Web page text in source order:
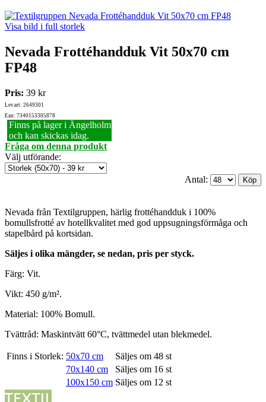
Visa bild i full storlek
Nevada Frottéhandduk Vit 50x70 cm
FP48
Pris: 39 kr
Lev.art: 2649301
Ean: 7340153305878
Finns på lager i Ängelholm
och kan skickas idag.
Fråga om denna produkt
Välj utförande:
Antal:
Nevada från Textilgruppen, härlig frottéhandduk i 100%
bomullsfrotté av hotellkvalitet med god uppsugningsförmåga och
stapelbård på kortsidan.
Säljes i olika mängder, se nedan, pris per styck.
Färg: Vit.
Vikt: 450 g/m².
Material: 100% Bomull.
Tvättråd: Maskintvätt 60°C, tvättmedel utan blekmedel.
Finns i Storlek: 50x70 cm
Säljes om 48 st
70x140 cm
Säljes om 16 st
100x150 cm Säljes om 12 st